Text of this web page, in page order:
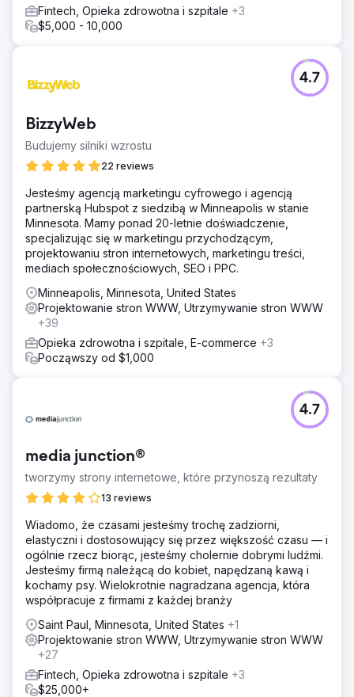
Fintech, Opieka zdrowotna i szpitale +3
$5,000 - 10,000
BizzyWeb
Budujemy silniki wzrostu
22 reviews
4.7
Jesteśmy agencją marketingu cyfrowego i agencją
partnerską Hubspot z siedzibą w Minneapolis w stanie
Minnesota. Mamy ponad 20-letnie doświadczenie,
specjalizując się w marketingu przychodzącym,
projektowaniu stron internetowych, marketingu treści,
mediach społecznościowych, SEO i PPC.
Minneapolis, Minnesota, United States
Projektowanie stron WWW, Utrzymywanie stron WWW
+39
Opieka zdrowotna i szpitale, E-commerce +3
Począwszy od $1,000
media junction®
tworzymy strony internetowe, które przynoszą rezultaty
13 reviews
4.7
Wiadomo, że czasami jesteśmy trochę zadziorni,
elastyczni i dostosowujący się przez większość czasu — i
ogólnie rzecz biorąc, jesteśmy cholernie dobrymi ludźmi.
Jesteśmy firmą należącą do kobiet, napędzaną kawą i
kochamy psy. Wielokrotnie nagradzana agencja, która
współpracuje z firmami z każdej branży
Saint Paul, Minnesota, United States +1
Projektowanie stron WWW, Utrzymywanie stron WWW
+27
Fintech, Opieka zdrowotna i szpitale +3
$25,000+